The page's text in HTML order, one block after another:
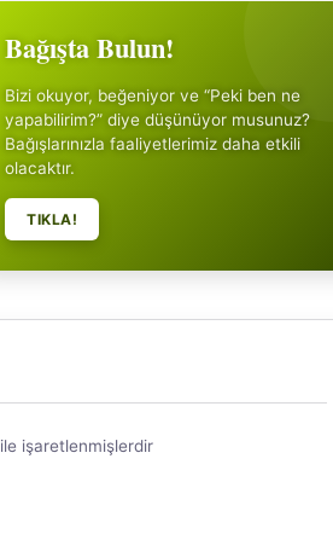
Bağışta Bulun!
Bizi okuyor, beğeniyor ve “Peki ben ne
yapabilirim?” diye düşünüyor musunuz?
Bağışlarınızla faaliyetlerimiz daha etkili
olacaktır.
TIKLA!
ile işaretlenmişlerdir